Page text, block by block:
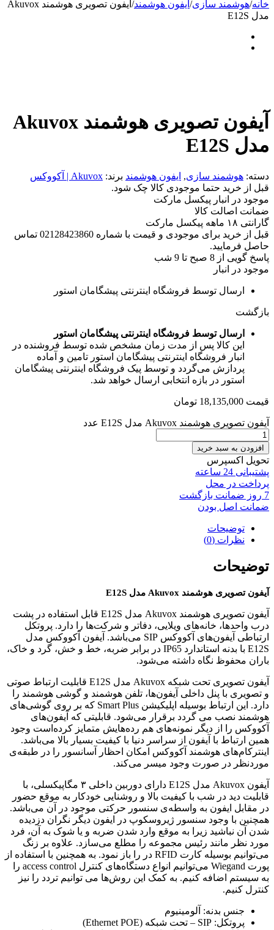
خانه/هوشمند سازی/ ایفون هوشمند/
آیفون تصویری هوشمند Akuvox
مدل E12S
آیفون تصویری هوشمند Akuvox
مدل E12S
دسته: هوشمند سازی, ایفون هوشمند برند: Akuvox | آکووکس
قبل از خرید حتما موجودی کالا چک شود.
موجود در انبار پیکسل مارکت
ضمانت اصالت کالا
گارانتی ۱۸ ماهه پیکسل مارکت
قبل از خرید برای موجودی و قیمت با شماره 02128423860 تماس
حاصل فرمایید.
پاسخ گویی از 8 صبح تا 9 شب
موجود در انبار
ارسال توسط فروشگاه اینترنتی پیشگامان استور
بازگشت
ارسال توسط فروشگاه اینترنتی پیشگامان استور
این کالا پس از مدت زمان مشخص شده توسط فروشنده در
انبار فروشگاه اینترنتی پیشگامان استور تامین و آماده
پردازش می‌گردد و توسط پیک فروشگاه اینترنتی پیشگامان
استور در بازه انتخابی ارسال خواهد شد.
قیمت 18,135,000 تومان
آیفون تصویری هوشمند Akuvox مدل E12S عدد
افزودن به سبد خرید
تحویل اکسپرس
پشتیبانی 24 ساعته
پرداخت در محل
7 روز ضمانت بازگشت
ضمانت اصل بودن
توضیحات
نظرات (0)
توضیحات
آیفون تصویری هوشمند Akuvox مدل E12S
آیفون تصویری هوشمند Akuvox مدل E12S قابل استفاده در پشت
درب واحد‌ها، خانه‌های ویلایی، دفاتر و شرکت‌ها را دارد. پروتکل
ارتباطی آیفون‌های آکووکس SIP می‌باشد. آیفون آکووکس مدل
E12S با بدنه استاندارد IP65 در برابر ضربه، خط و خش، گرد و خاک،
باران محفوظ نگاه داشته می‌شود.
آیفون‌ تصویری تحت شبکه Akuvox مدل E12S قابلیت ارتباط صوتی
و تصویری با پنل داخلی آیفون‌ها، تلفن هوشمند و گوشی هوشمند را
دارد. این ارتباط بوسیله اپلیکیشن Smart Plus که بر روی گوشی‌های
هوشمند نصب می گردد برقرار می‌شود. قابلیتی که آیفون‌های
آکووکس را از دیگر نمونه‌های هم رده‌هایش متمایز کرده‌است وجود
همین ارتباط با آیفون از سراسر دنیا با کیفیت بسیار بالا می‌باشد.
اینترکام‌های هوشمند آکووکس امکان احظار آسانسور را در طبقه‌ی
موردنظر در صورت وجود میسر می‌کند.
آیفون Akuvox مدل E12S دارای دوربین داخلی ۳ مگاپیکسلی، با
قابلیت دید در شب با کیفیت بالا و روشنایی خودکار به موقع حضور
در مقابل ایفون به واسطه‌ی سنسور حرکتی موجود در آن می‌باشد.
همچنین با وجود سنسور ژیروسکوپ در ایفون دیگر نگران دزدیده
شدن آن نباشید زیرا به موقع وارد شدن ضربه و یا شوک به آن، فرد
مورد نظر مانند رئیس مجموعه را مطلع می‌سازد. علاوه بر زنگ
می‌توانیم بوسیله کارت RFID در را باز نمود. به همچنین با استفاده از
پورت Wiegand می‌توانیم انواع دستگاه‌های کنترل access control را
به سیستم اضافه کنیم. به کمک این روش‌ها می توانیم تردد را نیز
کنترل کنیم.
جنس بدنه: آلومینیوم
پروتکل: SIP – تحت شبکه (Ethernet POE)